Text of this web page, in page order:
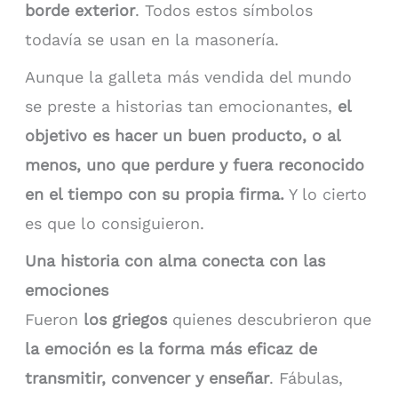
borde exterior. Todos estos símbolos
todavía se usan en la masonería.
Aunque la galleta más vendida del mundo
se preste a historias tan emocionantes, el
objetivo es hacer un buen producto, o al
menos, uno que perdure y fuera reconocido
en el tiempo con su propia firma.Y lo cierto
es que lo consiguieron.
Una historia con alma conecta con las
emociones
Fueron los griegosquienes descubrieron que
la emoción es la forma más eficaz de
transmitir, convencer y enseñar. Fábulas,